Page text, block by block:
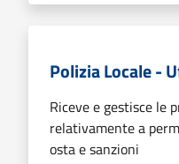
Polizia Locale -
Riceve e gestisce le
relativamente a
osta e sanzioni